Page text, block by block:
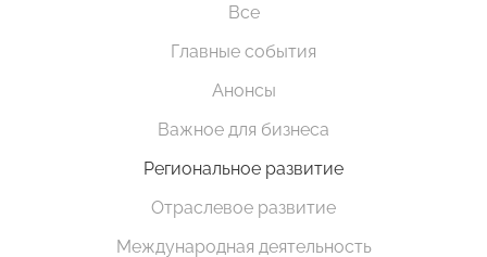
Все
Главные события
Анонсы
Важное для бизнеса
Региональное развитие
Отраслевое развитие
Международная деятельность